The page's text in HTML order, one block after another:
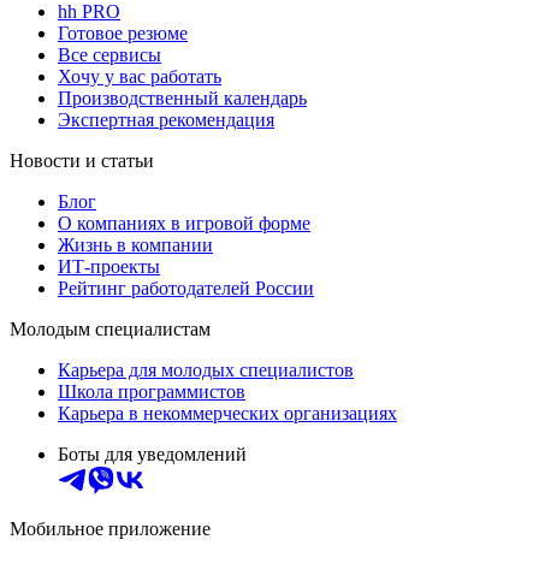
hh PRO
Готовое резюме
Все сервисы
Хочу у вас работать
Производственный календарь
Экспертная рекомендация
Новости и статьи
Блог
О компаниях в игровой форме
Жизнь в компании
ИТ-проекты
Рейтинг работодателей России
Молодым специалистам
Карьера для молодых специалистов
Школа программистов
Карьера в некоммерческих организациях
Боты для уведомлений
Мобильное приложение